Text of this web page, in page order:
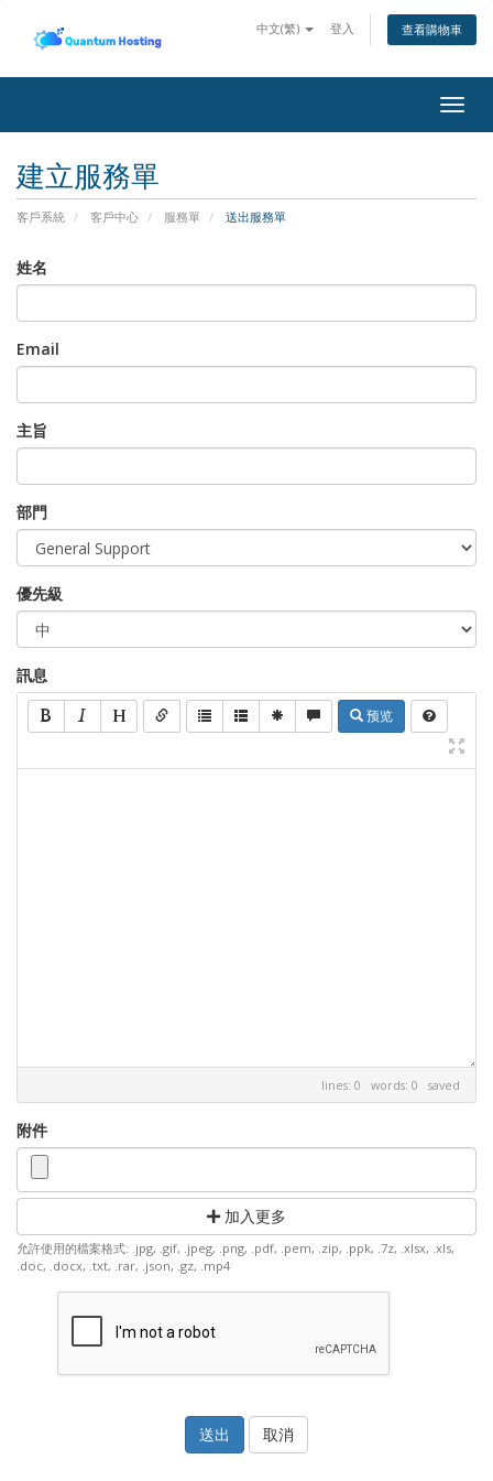
中文(繁) 登入 查看購物車
建立服務單
客戶系統 客戶中心 服務單 送出服務單
姓名
Email
主旨
部門
優先級
訊息
预览
lines: 0 words: 0 saved
附件
加入更多
允許使用的檔案格式: .jpg, .gif, .jpeg, .png, .pdf, .pem, .zip, .ppk, .7z, .xlsx, .xls,
.doc, .docx, .txt, .rar, .json, .gz, .mp4
取消